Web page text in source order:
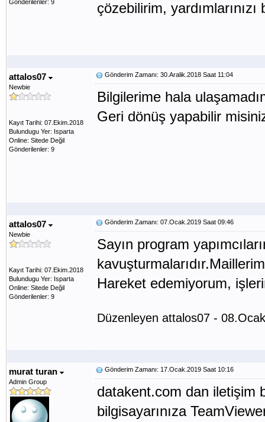
Gönderilenler: 9
çözebilirim,
attalos07
Newbie
Kayıt Tarihi: 07.Ekim.2018
Bulundugu Yer: Isparta
Online: Sitede Değil
Gönderilenler: 9
Gönderim Zamanı: 30.Aralik.2018 Saat 11:04
Bilgilerime hala
Geri dönüş yapabilir
attalos07
Newbie
Kayıt Tarihi: 07.Ekim.2018
Bulundugu Yer: Isparta
Online: Sitede Değil
Gönderilenler: 9
Gönderim Zamanı: 07.Ocak.2019 Saat 09:46
Sayın program
Hareket edemiyorum,
Düzenleyen attalos07 -
murat turan
Admin Group
Gönderim Zamanı: 17.Ocak.2019 Saat 10:16
datakent.com dan iletişim
bilgisayarınıza